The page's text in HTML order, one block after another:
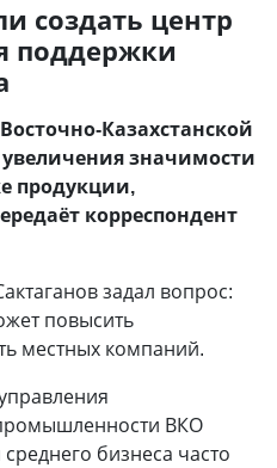
создать центр
поддержки
Казахстанской
значимости
продукции,
корреспондент
задал вопрос:
повысить
местных компаний.
ВКО
бизнеса часто